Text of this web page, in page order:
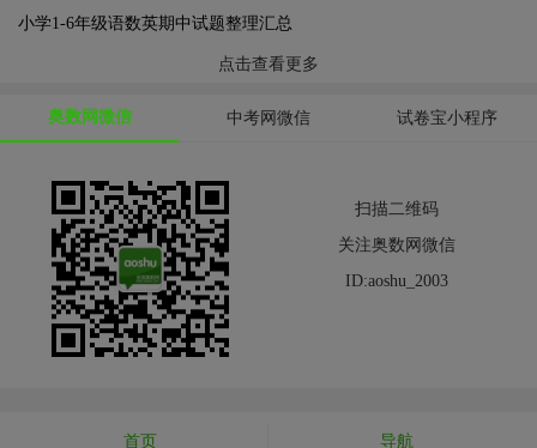
小学1-6年级语数英期中试题整理汇总
点击查看更多
奥数网微信 中考网微信 试卷宝小程序
扫描二维码
关注奥数网微信
ID:aoshu_2003
首页 导航